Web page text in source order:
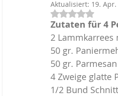
Asiatische Küche
Für festliche Anlässe
Fleischgerichte
Aktualisiert: 19. Apr.
Mit NaN von 5
Zutaten für 4
2 Lammkarrees
50 gr.
50 gr. Parmesan
4 Zweige glatte
1/2 Bund